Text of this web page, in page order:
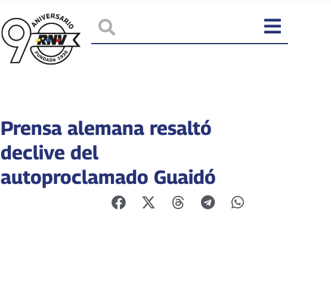
Prensa alemana resaltó
declive del
autoproclamado Guaidó